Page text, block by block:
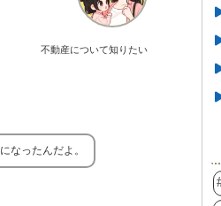
不動産について知りたい
なったんだよ。